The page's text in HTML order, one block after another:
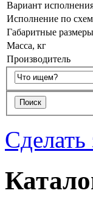
Вариант
Исполнение по
Габаритные
Масса, кг
Производитель
Сделать